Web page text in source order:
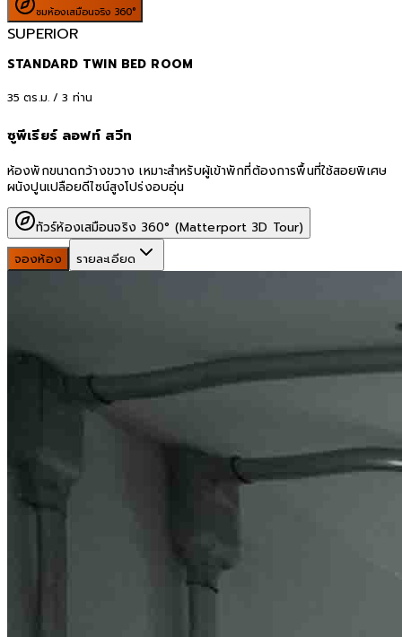
ชมห้องเสมือนจริง 360°
SUPERIOR
STANDARD TWIN BED ROOM
35 ตร.ม. /3 ท่าน
ซูพีเรียร์ ลอฟท์ สวีท
ห้องพักขนาดกว้างขวาง เหมาะสำหรับผู้เข้าพักที่ต้องการพื้นที่ใช้สอยพิเศษ
ผนังปูนเปลือยดีไซน์สูงโปร่งอบอุ่น
ทัวร์ห้องเสมือนจริง 360° (Matterport 3D Tour)
จองห้อง
รายละเอียด